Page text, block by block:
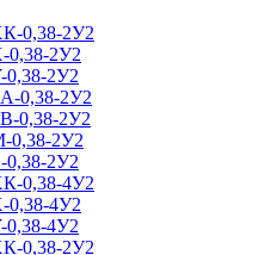
0,38-2У2
0,38-2У2
0,38-2У2
0,38-2У2
0,38-2У2
0,38-2У2
0,38-2У2
0,38-4У2
0,38-4У2
0,38-4У2
0,38-2У2